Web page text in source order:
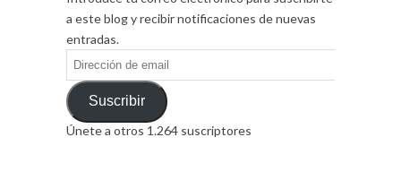
a este blog y recibir notificaciones de nuevas
entradas.
Dirección
de
emailSuscribir
Únete a otros 1.264 suscriptores